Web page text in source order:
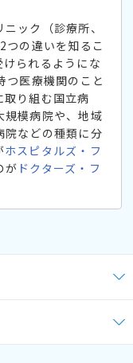
ック（診療所、
つの違いを知るこ
られるようにな
つ医療機関のこと
り組む国立病
規模病院や、地域
院などの種類に分
ホスピタルズ・フ
が ドクターズ・フ